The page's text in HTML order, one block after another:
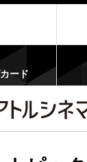
ード